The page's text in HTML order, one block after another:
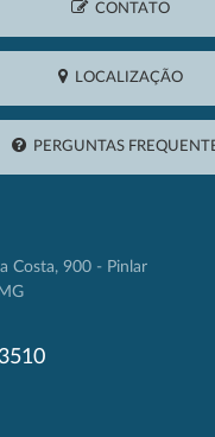
CONTATO
LOCALIZAÇÃO
PERGUNTAS
Costa, 900 - Pinlar